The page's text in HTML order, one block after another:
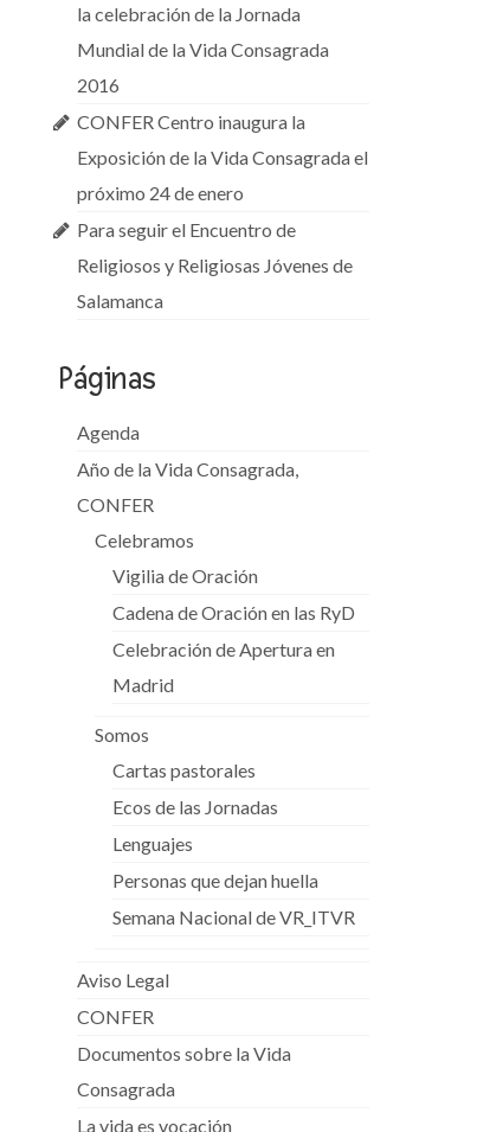
la celebración de la Jornada
Mundial de la Vida Consagrada
2016
CONFER Centro inaugura la
Exposición de la Vida Consagrada el
próximo 24 de enero
Para seguir el Encuentro de
Religiosos y Religiosas Jóvenes de
Salamanca
Páginas
Agenda
Año de la Vida Consagrada,
CONFER
Celebramos
Vigilia de Oración
Cadena de Oración en las RyD
Celebración de Apertura en
Madrid
Somos
Cartas pastorales
Ecos de las Jornadas
Lenguajes
Personas que dejan huella
Semana Nacional de VR_ITVR
Aviso Legal
CONFER
Documentos sobre la Vida
Consagrada
La vida es vocación